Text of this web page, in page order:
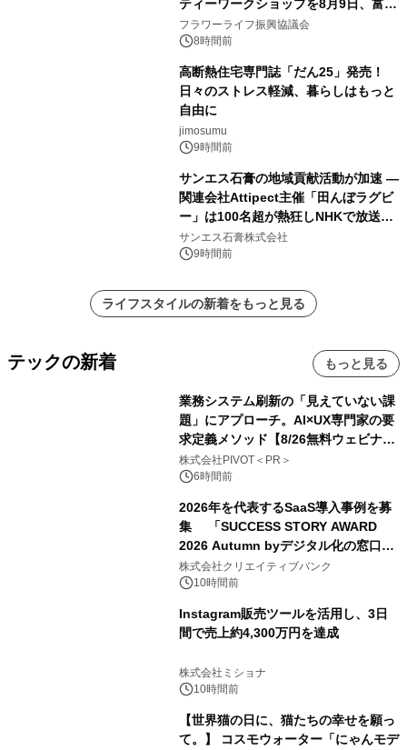
ティーワークショップを8月9日、富
山・射水で開催
フラワーライフ振興協議会
8時間前
高断熱住宅専門誌「だん25」発売！
日々のストレス軽減、暮らしはもっと
自由に
jimosumu
9時間前
サンエス石膏の地域貢献活動が加速 ―
関連会社Attipect主催「田んぼラグビ
ー」は100名超が熱狂しNHKで放送さ
れました。
サンエス石膏株式会社
9時間前
ライフスタイルの新着をもっと見る
テックの新着 もっと見る
業務システム刷新の「見えていない課
題」にアプローチ。AI×UX専門家の要
求定義メソッド【8/26無料ウェビナ
ー】株式会社PIVOT
株式会社PIVOT＜PR＞
6時間前
2026年を代表するSaaS導入事例を募
集 「SUCCESS STORY AWARD
2026 Autumn byデジタル化の窓口」
開催
株式会社クリエイティブバンク
10時間前
Instagram販売ツールを活用し、3日
間で売上約4,300万円を達成
株式会社ミショナ
10時間前
【世界猫の日に、猫たちの幸せを願っ
て。】 コスモウォーター「にゃんモデ